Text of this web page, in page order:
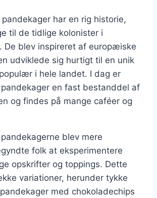
har en rig historie,
til de tidlige kolonister i
De blev inspireret af europæiske
udviklede sig hurtigt til en unik
i hele landet. I dag er
en fast bestanddel af
og findes på mange caféer og
blev mere
folk at eksperimentere
opskrifter og toppings. Dette
variationer, herunder tykke
med chokoladechips